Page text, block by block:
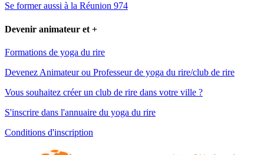
Se former aussi à la Réunion 974
Devenir animateur et +
Formations de yoga du rire
Devenez Animateur ou Professeur de yoga du rire/club de rire
Vous souhaitez créer un club de rire dans votre ville ?
S'inscrire dans l'annuaire du yoga du rire
Conditions d'inscription